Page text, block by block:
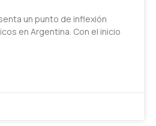
un punto de inflexión
en Argentina. Con el inicio